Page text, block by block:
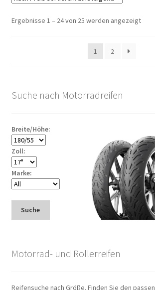
Ergebnisse 1 – 24 von 25 werden angezeigtNach
1 2
Suche nach Motorradreifen
Breite/Höhe:
Zoll:
Marke:
Suche
Motorrad- und Rollerreifen
Reifensuche nach Größe. Finden Sie den